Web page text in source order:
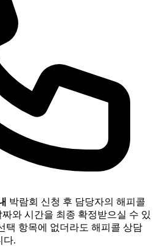
박람회 신청 후 담당자의 해피콜
와 시간을 최종 확정받으실 수 있
택 항목에 없더라도 해피콜 상담
다.